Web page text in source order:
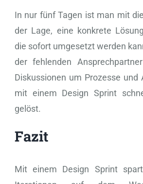
In nur fünf Tagen ist man mit
der Lage, eine konkrete
die sofort umgesetzt werden
der fehlenden
Diskussionen um Prozesse und
mit einem Design Sprint
gelöst.
Fazit
Mit einem Design Sprint